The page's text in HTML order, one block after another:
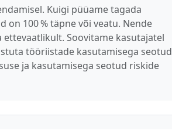
Kuigi püüame tagada
100 % täpne või veatu. Nende
Soovitame kasutajatel
tööriistade kasutamisega seotud
ja kasutamisega seotud riskide